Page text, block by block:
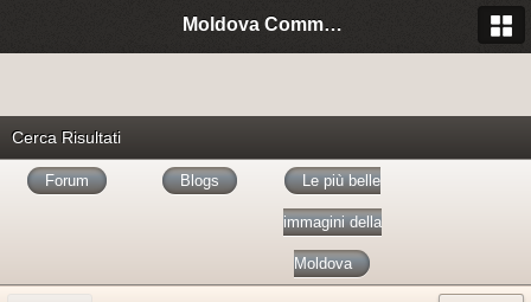
Moldova Community Italia
Cerca Risultati
Forum Blogs Le più belle
immagini della
Moldova